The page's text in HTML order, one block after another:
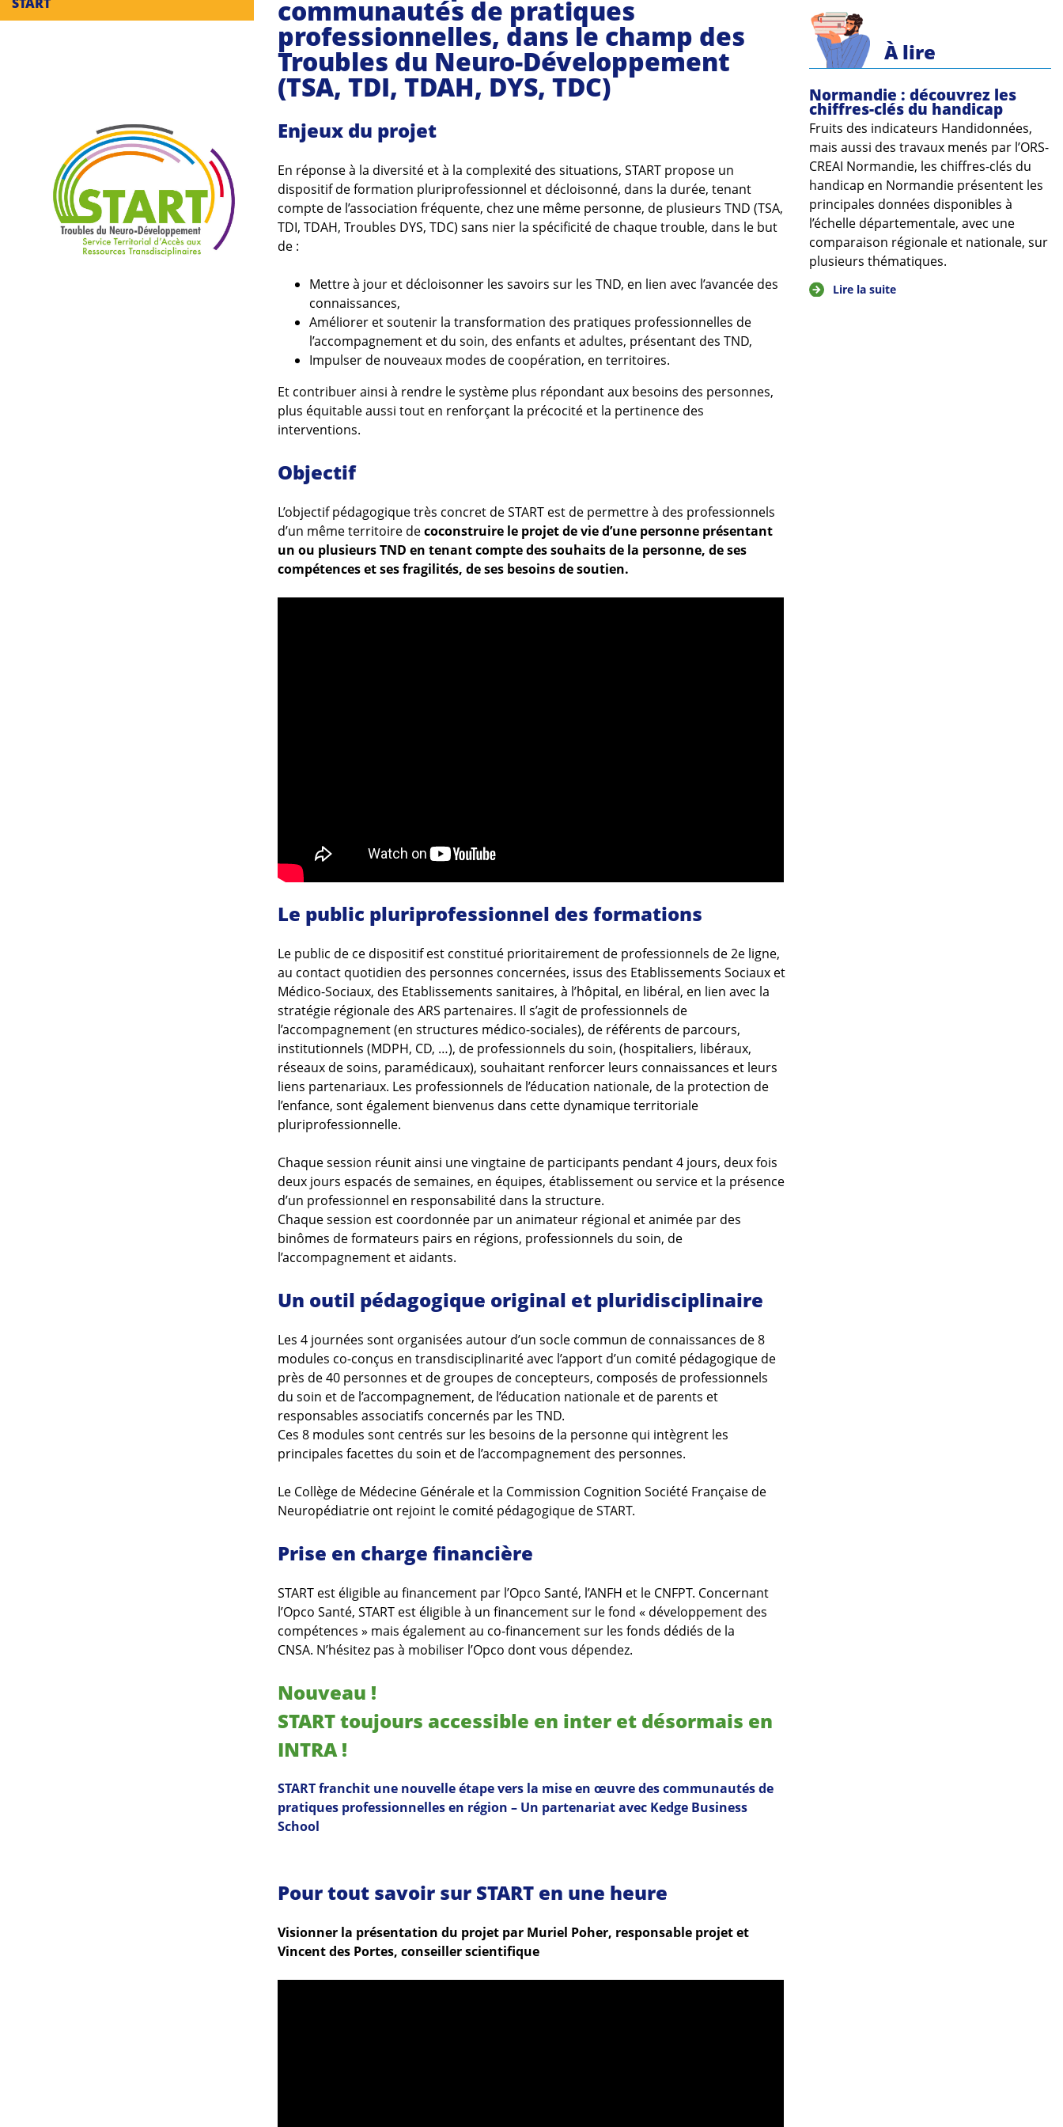
communautés de pratiques
professionnelles, dans le champ des
Troubles du Neuro-Développement
(TSA, TDI, TDAH, DYS, TDC)
Enjeux du projet
En réponse à la diversité et à la complexité des situations, START propose un
dispositif de formation pluriprofessionnel et décloisonné, dans la durée, tenant
compte de l’association fréquente, chez une même personne, de plusieurs TND (TSA,
TDI, TDAH, Troubles DYS, TDC) sans nier la spécificité de chaque trouble, dans le but
de :
Mettre à jour et décloisonner les savoirs sur les TND, en lien avec l’avancée des
connaissances,
Améliorer et soutenir la transformation des pratiques professionnelles de
l’accompagnement et du soin, des enfants et adultes, présentant des TND,
Impulser de nouveaux modes de coopération, en territoires.
Et contribuer ainsi à rendre le système plus répondant aux besoins des personnes,
plus équitable aussi tout en renforçant la précocité et la pertinence des
interventions.
Objectif
L’objectif pédagogique très concret de START est de permettre à des professionnels
d’un même territoire decoconstruire le projet de vie d’une personne présentant
un ou plusieurs TND en tenant compte des souhaits de la personne, de ses
compétences et ses fragilités, de ses besoins de soutien.
Le public pluriprofessionnel des formations
Le public de ce dispositif est constitué prioritairement de professionnels de 2e ligne,
au contact quotidien des personnes concernées, issus des Etablissements Sociaux et
Médico-Sociaux, des Etablissements sanitaires, à l’hôpital, en libéral, en lien avec la
stratégie régionale des ARS partenaires. Il s’agit de professionnels de
l’accompagnement (en structures médico-sociales), de référents de parcours,
institutionnels (MDPH, CD, …), de professionnels du soin, (hospitaliers, libéraux,
réseaux de soins, paramédicaux), souhaitant renforcer leurs connaissances et leurs
liens partenariaux. Les professionnels de l’éducation nationale, de la protection de
l’enfance, sont également bienvenus dans cette dynamique territoriale
pluriprofessionnelle.
Chaque session réunit ainsi une vingtaine de participants pendant 4 jours, deux fois
deux jours espacés de semaines, en équipes, établissement ou service et la présence
d’un professionnel en responsabilité dans la structure.
Chaque session est coordonnée par un animateur régional et animée par des
binômes de formateurs pairs en régions, professionnels du soin, de
l’accompagnement et aidants.
Un outil pédagogique original et pluridisciplinaire
Les 4 journées sont organisées autour d’un socle commun de connaissances de 8
modules co-conçus en transdisciplinarité avec l’apport d’un comité pédagogique de
près de 40 personnes et de groupes de concepteurs, composés de professionnels
du soin et de l’accompagnement, de l’éducation nationale et de parents et
responsables associatifs concernés par les TND.
Ces 8 modules sont centrés sur les besoins de la personne qui intègrent les
principales facettes du soin et de l’accompagnement des personnes.
Le Collège de Médecine Générale et la Commission Cognition Société Française de
Neuropédiatrie ont rejoint le comité pédagogique de START.
Prise en charge financière
START est éligible au financement par l’Opco Santé, l’ANFH et le CNFPT. Concernant
l’Opco Santé, START est éligible à un financement sur le fond « développement des
compétences » mais également au co-financement sur les fonds dédiés de la
CNSA. N’hésitez pas à mobiliser l’Opco dont vous dépendez.
Nouveau !
START toujours accessible en inter et désormais en
INTRA !
START franchit une nouvelle étape vers la mise en œuvre des communautés de
pratiques professionnelles en région – Un partenariat avec Kedge Business
School
Pour tout savoir sur START en une heure
Visionner la présentation du projet par Muriel Poher, responsable projet et
Vincent des Portes, conseiller scientifique
À lire
Normandie : découvrez les
chiffres-clés du handicap
Fruits des indicateurs Handidonnées,
mais aussi des travaux menés par l’ORS-
CREAI Normandie, les chiffres-clés du
handicap en Normandie présentent les
principales données disponibles à
l’échelle départementale, avec une
comparaison régionale et nationale, sur
plusieurs thématiques.
Lire la suite